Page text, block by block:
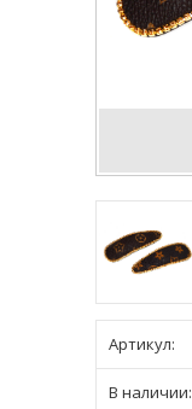
Артикул:
В наличии: